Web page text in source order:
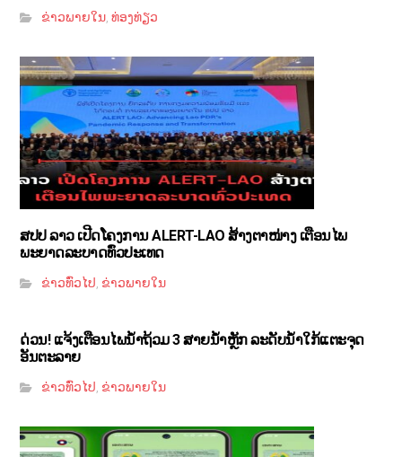
ຂ່າວພາຍໃນ,ທ່ອງທ່ຽວ
ສປປ ລາວ ເປີດໂຄງການ ALERT-LAO ສ້າງຕາໜ່າງ ເຕືອນໄພ
ພະຍາດລະບາດທົ່ວປະເທດ
ຂ່າວທົ່ວໄປ, ຂ່າວພາຍໃນ
ດ່ວນ! ແຈ້ງເຕືອນໄພນໍ້າຖ້ວມ 3 ສາຍນໍ້າຫຼັກ ລະດັບນໍ້າໃກ້ແຕະຈຸດ
ອັນຕະລາຍ
ຂ່າວທົ່ວໄປ, ຂ່າວພາຍໃນ